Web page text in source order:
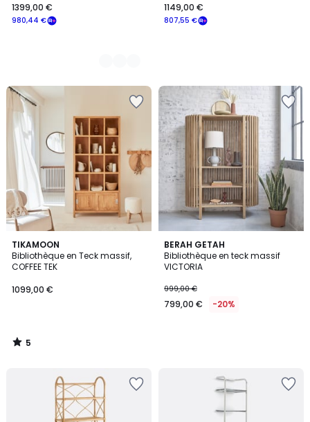
980,44 €
1399,00 €
807,55 €
1149,00 €
TIKAMOON
Bibliothèque en Teck massif,
COFFEE TEK
1099,00 €
5
/
5
5
/
BERAH GETAH
Bibliothèque en teck massif
VICTORIA
999,00 €
799,00 € -20%